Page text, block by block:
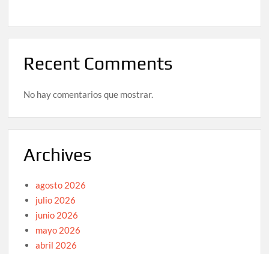
Recent Comments
No hay comentarios que mostrar.
Archives
agosto 2026
julio 2026
junio 2026
mayo 2026
abril 2026